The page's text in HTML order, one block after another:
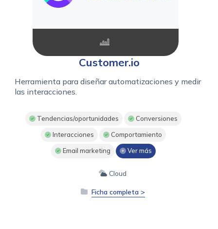
Customer.io
Herramienta para diseñar automatizaciones y medir
las interacciones.
Tendencias/oportunidades Conversiones
Interacciones Comportamiento
Email marketing Ver más
Cloud
Ficha completa >